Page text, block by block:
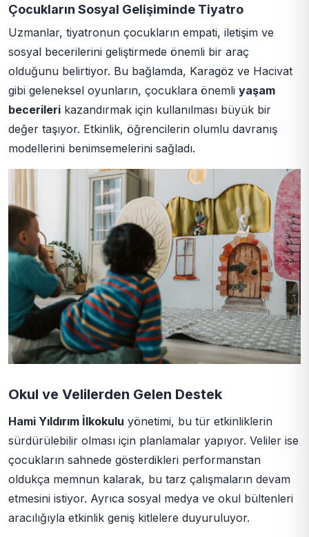
Çocukların Sosyal Gelişiminde Tiyatro
Uzmanlar, tiyatronun çocukların empati, iletişim ve
sosyal becerilerini geliştirmede önemli bir araç
olduğunu belirtiyor. Bu bağlamda, Karagöz ve Hacivat
gibi geleneksel oyunların, çocuklara önemli yaşam
becerileri kazandırmak için kullanılması büyük bir
değer taşıyor. Etkinlik, öğrencilerin olumlu davranış
modellerini benimsemelerini sağladı.
Okul ve Velilerden Gelen Destek
Hami Yıldırım İlkokulu yönetimi, bu tür etkinliklerin
sürdürülebilir olması için planlamalar yapıyor. Veliler ise
çocukların sahnede gösterdikleri performanstan
oldukça memnun kalarak, bu tarz çalışmaların devam
etmesini istiyor. Ayrıca sosyal medya ve okul bültenleri
aracılığıyla etkinlik geniş kitlelere duyuruluyor.